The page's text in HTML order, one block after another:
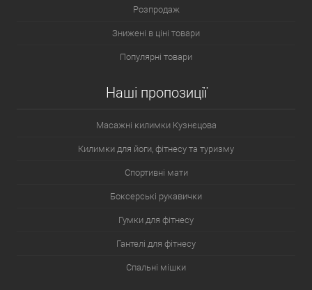
Розпродаж
Знижені в ціні товари
Популярні товари
Наші пропозиції
Масажні килимки Кузнєцова
Килимки для йоги, фітнесу та туризму
Спортивні мати
Боксерські рукавички
Гумки для фітнесу
Гантелі для фітнесу
Спальні мішки